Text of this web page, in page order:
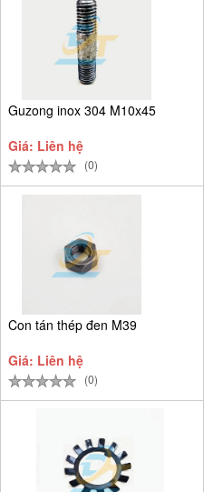
Guzong inox 304 M10x45
Giá: Liên hệ
(0)
Con tán thép đen M39
Giá: Liên hệ
(0)